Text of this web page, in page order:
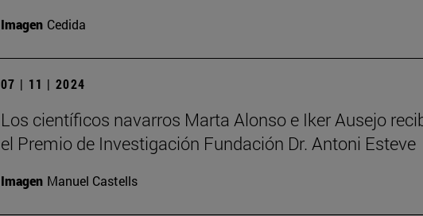
Imagen Cedida
07 | 11 | 2024
Los científicos navarros Marta Alonso e Iker Ausejo
el Premio de Investigación Fundación Dr. Antoni Esteve
Imagen Manuel Castells